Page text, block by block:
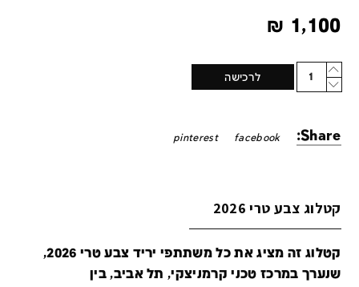
1,100
₪
Quantity
לרכישה
Share:
facebook
pinterest
קטלוג צבע טרי 2026
קטלוג זה מציג את כל משתתפי יריד צבע טרי 2026,
שנערך במרכז טכני קרמניצקי, תל אביב, בין